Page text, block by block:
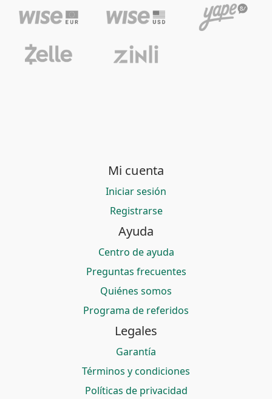
Mi cuenta
Iniciar sesión
Registrarse
Ayuda
Centro de ayuda
Preguntas frecuentes
Quiénes somos
Programa de referidos
Legales
Garantía
Términos y condiciones
Políticas de privacidad